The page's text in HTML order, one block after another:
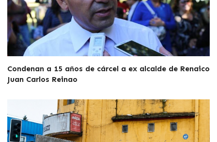
Condenan a 15 años de cárcel a ex alcalde de Renaico
Juan Carlos Reinao